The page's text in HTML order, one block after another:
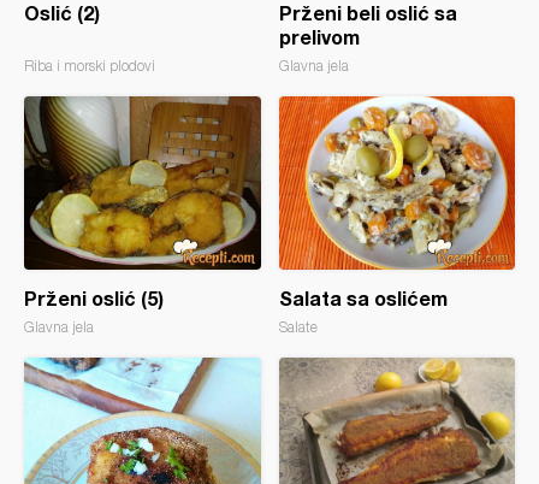
Oslić (2)
Riba i morski plodovi
Prženi beli oslić sa
prelivom
Glavna jela
Prženi oslić (5)
Glavna jela
Salata sa oslićem
Salate